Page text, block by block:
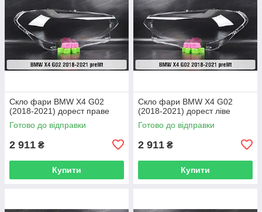
Скло фари BMW X4 G02
(2018-2021) дорест праве
Готово до відправки
2 911 ₴
Купити
Скло фари BMW X4 G02
(2018-2021) дорест ліве
Готово до відправки
2 911 ₴
Купити